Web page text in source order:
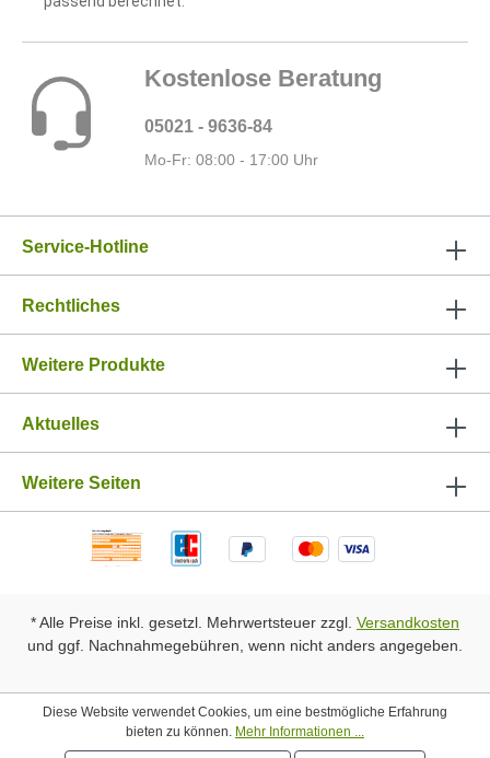
Kostenlose Beratung
05021 - 9636-84
Mo-Fr: 08:00 - 17:00 Uhr
Service-Hotline
Rechtliches
Weitere Produkte
Aktuelles
Weitere Seiten
* Alle Preise inkl. gesetzl. Mehrwertsteuer zzgl. Versandkosten
und ggf. Nachnahmegebühren, wenn nicht anders angegeben.
Diese Website verwendet Cookies, um eine bestmögliche Erfahrung
bieten zu können. Mehr Informationen ...